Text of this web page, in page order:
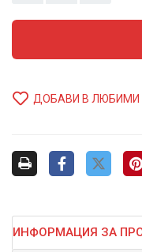
ДОБАВИ В ЛЮБИМИ
ИНФОРМАЦИЯ ЗА